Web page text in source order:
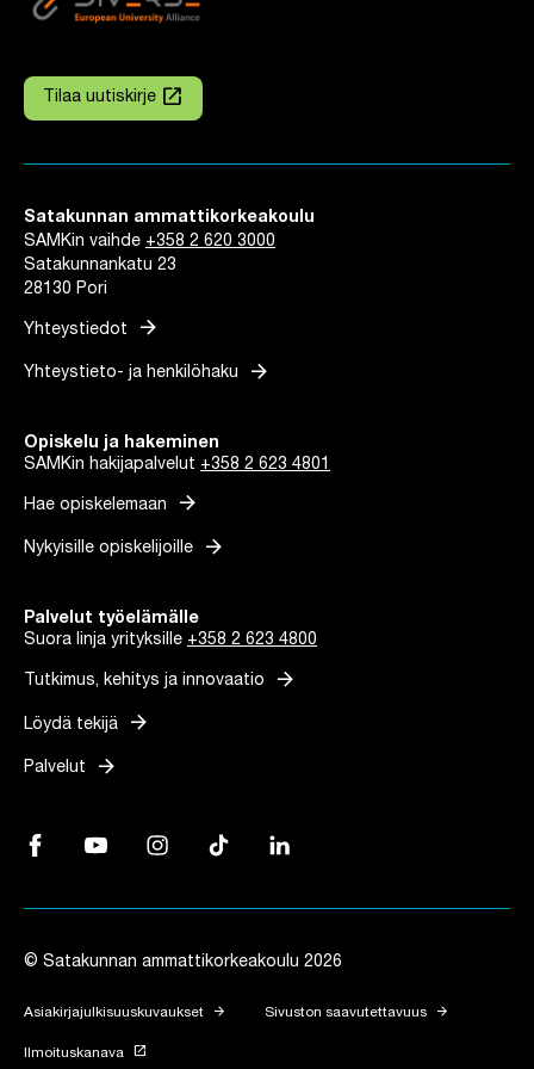
Tilaa uutiskirje
Linkki avautuu uuteen välilehteen
launch
Satakunnan ammattikorkeakoulu
SAMKin vaihde +358 2 620 3000
Satakunnankatu 23
28130 Pori
Yhteystiedot arrow_forward
Yhteystieto- ja henkilöhaku arrow_forward
Opiskelu ja hakeminen
SAMKin hakijapalvelut +358 2 623 4801
Hae opiskelemaan arrow_forward
Nykyisille opiskelijoille arrow_forward
Palvelut työelämälle
Suora linja yrityksille +358 2 623 4800
Tutkimus, kehitys ja innovaatio arrow_forward
Löydä tekijä arrow_forward
Palvelut arrow_forward
Facebook, Linkki avautuu uuteen välilehteen
YouTube, Linkki avautuu uuteen välilehteen
Instagram, Linkki avautuu uuteen välilehteen
TikTok, Linkki avautuu uuteen välilehteen
LinkedIn, Linkki avautuu uuteen
© Satakunnan ammattikorkeakoulu 2026
Asiakirjajulkisuuskuvaukset arrow_forward Sivuston saavutettavuus arrow_forward
Ilmoituskanava Linkki avautuu uuteen välilehteen
launch